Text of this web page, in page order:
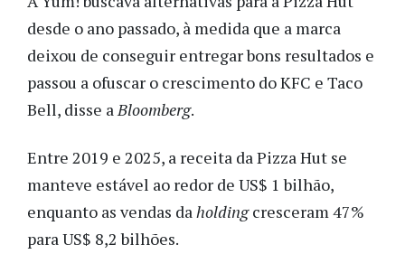
desde o ano passado, à medida que a marca
deixou de conseguir entregar bons resultados e
passou a ofuscar o crescimento do KFC e Taco
Bell, disse aBloomberg.
Entre 2019 e 2025, a receita da Pizza Hut se
manteve estável ao redor de US$ 1 bilhão,
enquanto as vendas daholdingcresceram 47%
para US$ 8,2 bilhões.